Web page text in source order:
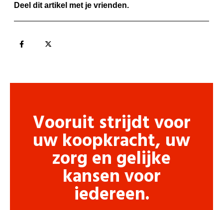
Deel dit artikel met je vrienden.
Vooruit strijdt voor
uw koopkracht, uw
zorg en gelijke
kansen voor
iedereen.